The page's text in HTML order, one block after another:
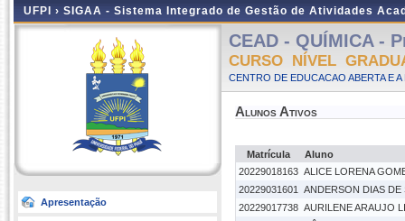
UFPI › SIGAA - Sistema Integrado de Gestão de Atividades
Apresentação
CEAD - QUÍMICA -
CURSO NÍVEL
CENTRO DE EDUCACAO ABERTA E
Alunos Ativos
Matrícula
Aluno
20229018163 ALICE LORENA
20229031601
ANDERSON DIAS DE
20229017738 AURILENE ARAUJO